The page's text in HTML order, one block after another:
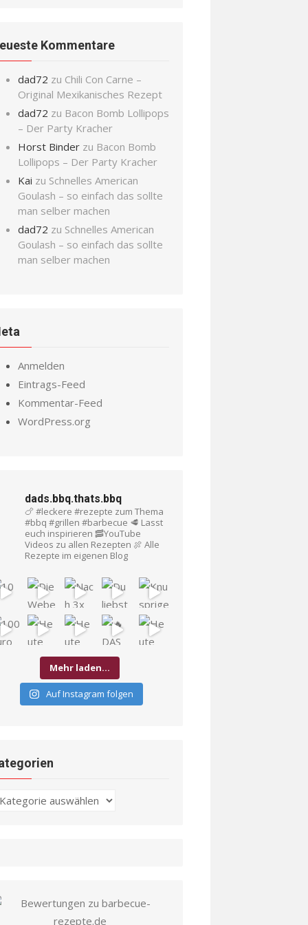
Kommentare
dad72 zu Chili Con Carne –
Original Mexikanisches Rezept
dad72 zu Bacon Bomb Lollipops
– Der Party Kracher
Horst Binder zu Bacon Bomb
Lollipops – Der Party Kracher
Kai zu Schnelles American
Goulash – so einfach das sollte
man selber machen
dad72 zu Schnelles American
Goulash – so einfach das sollte
man selber machen
Anmelden
Eintrags-Feed
Kommentar-Feed
WordPress.org
dads.bbq.thats.bbq
🍗 #leckere #rezepte zum Thema
#bbq #grillen #barbecue 🥩 Lasst
euch inspirieren 🥓YouTube
Videos zu allen Rezepten 🍖 Alle
Rezepte im eigenen Blog
Mehr laden…
Auf Instagram folgen